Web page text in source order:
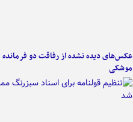
عکس‌های دیده نشده از رفاقت دو فرمانده‌
موشکی